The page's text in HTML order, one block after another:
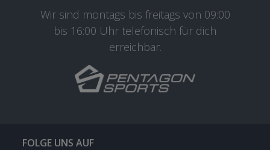
Wir sind montags bis freitags von 09:00
bis 16:00 Uhr telefonisch für dich
erreichbar.
FOLGE UNS AUF